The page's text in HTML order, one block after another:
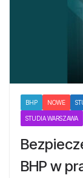
BHP NOWE
STUDIA WARSZAWA
BHP w